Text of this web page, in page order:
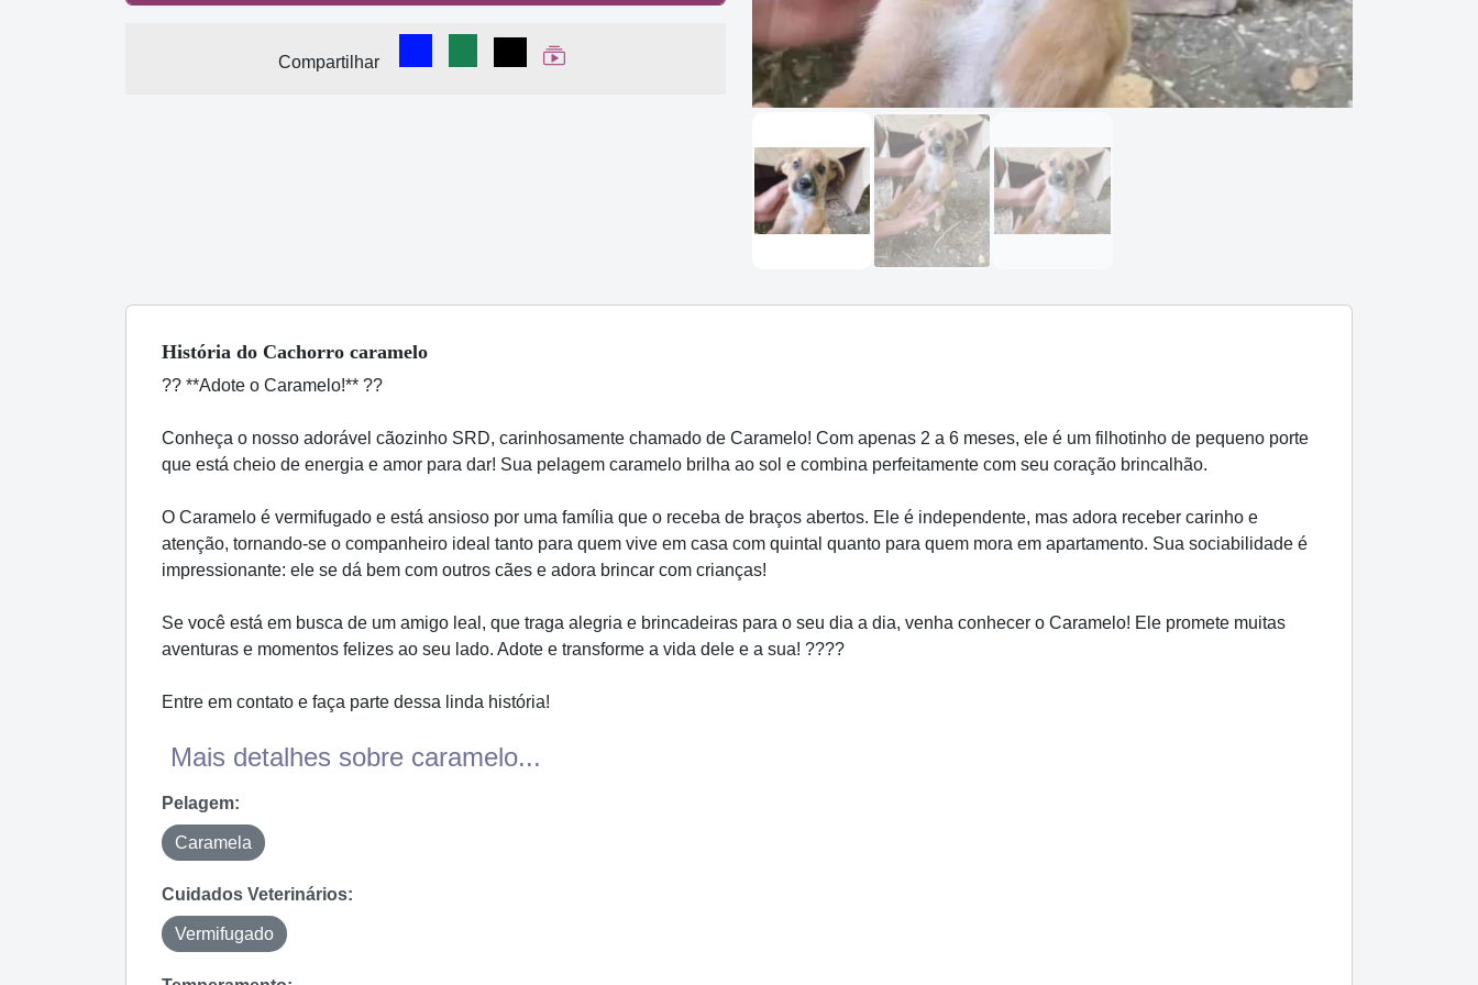
Compartilhar
Compartilhar no Facebook
Compartilhar no WhatsApp
Compartilhar
Ver Web Story
História do Cachorro caramelo
?? **Adote o Caramelo!** ??
Conheça o nosso adorável cãozinho SRD, carinhosamente chamado de Caramelo! Com apenas 2 a 6 meses, ele é um filhotinho de pequeno porte
que está cheio de energia e amor para dar! Sua pelagem caramelo brilha ao sol e combina perfeitamente com seu coração brincalhão.
O Caramelo é vermifugado e está ansioso por uma família que o receba de braços abertos. Ele é independente, mas adora receber carinho e
atenção, tornando-se o companheiro ideal tanto para quem vive em casa com quintal quanto para quem mora em apartamento. Sua sociabilidade é
impressionante: ele se dá bem com outros cães e adora brincar com crianças!
Se você está em busca de um amigo leal, que traga alegria e brincadeiras para o seu dia a dia, venha conhecer o Caramelo! Ele promete muitas
aventuras e momentos felizes ao seu lado. Adote e transforme a vida dele e a sua! ????
Entre em contato e faça parte dessa linda história!
Mais detalhes sobre caramelo...
Pelagem:
Caramela
Cuidados Veterinários:
Vermifugado